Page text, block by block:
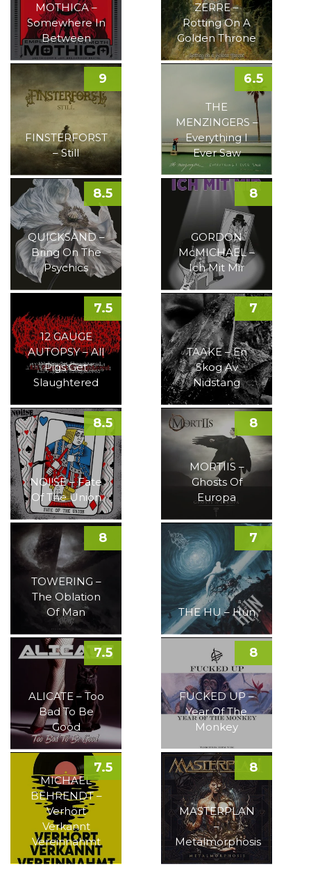
MOTHICA –
Somewhere In
Between
ZERRE –
Rotting On A
Golden Throne
FINSTERFORST
– Still
9
THE
MENZINGERS –
Everything I
Ever Saw
6.5
QUICKSAND –
Bring On The
Psychics
8.5
GORDON
McMICHAEL –
Ich Mit Mir
8
12 GAUGE
AUTOPSY – All
Pigs Get
Slaughtered
7.5
TAAKE – En
Skog Av
Nidstang
7
NOI!SE – Fate
Of The Union
8.5
MORTIIS –
Ghosts Of
Europa
8
TOWERING –
The Oblation
Of Man
8
THE HU – Hun
7
ALICATE – Too
Bad To Be
Good
7.5
FUCKED UP –
Year Of The
Monkey
8
MICHAEL
BEHRENDT –
Verhört
Verkannt
Vereinnahmt
7.5
MASTERPLAN
–
Metalmorphosis
8